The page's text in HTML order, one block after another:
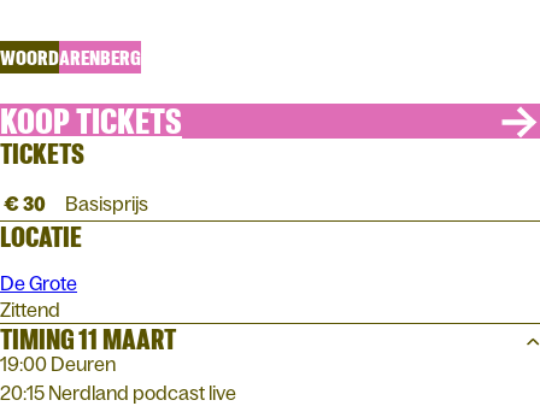
WOORDARENBERG
KOOP TICKETS
TICKETS
€ 30 Basisprijs
LOCATIE
De Grote
Zittend
TIMING 11 MAART
19:00 Deuren
20:15 Nerdland podcast live